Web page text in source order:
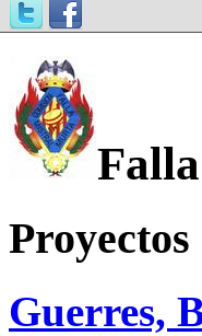
Proyectos
Guerres,